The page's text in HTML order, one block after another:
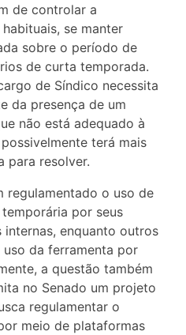
de controlar a
se manter
sobre o período de
de curta temporada.
de Síndico necessita
da presença de um
não está adequado à
terá mais
para resolver.
regulamentado o uso de
por seus
enquanto outros
da ferramenta por
a questão também
no Senado um projeto
regulamentar o
meio de plataformas